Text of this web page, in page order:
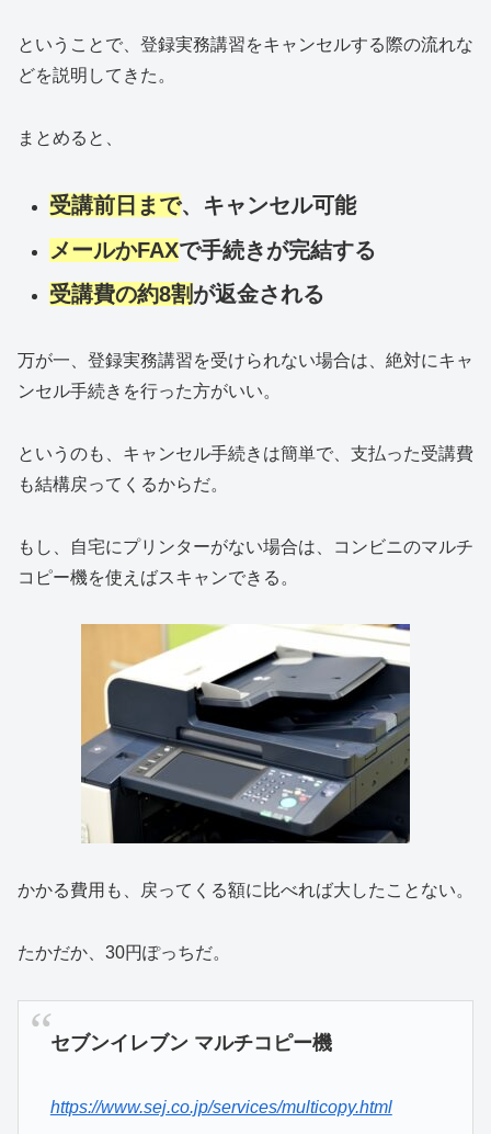
ということで、登録実務講習をキャンセルする際の流れな
どを説明してきた。
まとめると、
受講前日まで、キャンセル可能
メールかFAXで手続きが完結する
受講費の約8割が返金される
万が一、登録実務講習を受けられない場合は、絶対にキャ
ンセル手続きを行った方がいい。
というのも、キャンセル手続きは簡単で、支払った受講費
も結構戻ってくるからだ。
もし、自宅にプリンターがない場合は、コンビニのマルチ
コピー機を使えばスキャンできる。
かかる費用も、戻ってくる額に比べれば大したことない。
たかだか、30円ぽっちだ。
セブンイレブン マルチコピー機
https://www.sej.co.jp/services/multicopy.html